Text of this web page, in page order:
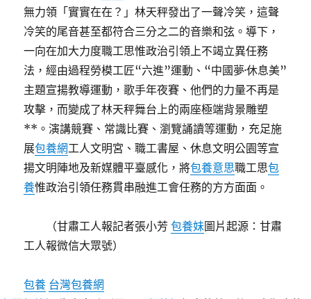
無力領「實實在在？」林天秤發出了一聲冷笑，這聲
冷笑的尾音甚至都符合三分之二的音樂和弦。導下，
一向在加大力度職工思惟政治引領上不竭立異任務
法，經由過程勞模工匠“六進”運動、“中國夢·休息美”
主題宣揚教導運動，歌手年夜賽、他們的力量不再是
攻擊，而變成了林天秤舞台上的兩座極端背景雕塑
**。演講競賽、常識比賽、瀏覽誦讀等運動，充足施
展包養網工人文明宮、職工書屋、休息文明公園等宣
揚文明陣地及新媒體平臺感化，將包養意思職工思包
養惟政治引領任務貫串融進工會任務的方方面面。
（甘肅工人報記者張小芳包養妹圖片起源：甘肅
工人報微信大眾號）
包養 台灣包養網